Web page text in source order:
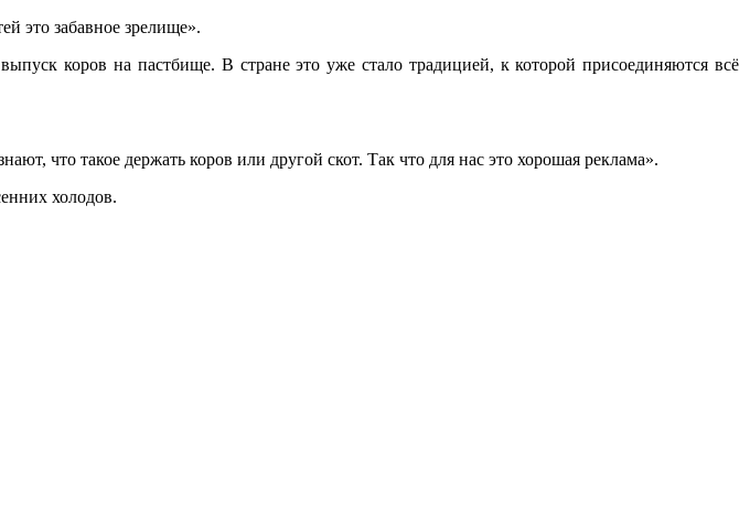
это забавное зрелище».
коров на пастбище. В стране это уже стало традицией, к которой присоединяются всё
что такое держать коров или другой скот. Так что для нас это хорошая реклама».
холодов.